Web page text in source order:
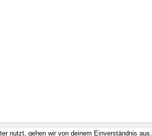
nutzt, gehen wir von deinem Einverständnis aus.